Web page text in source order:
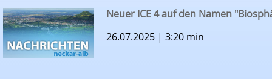
Neuer ICE 4 auf den Namen
26.07.2025 | 3:20 min